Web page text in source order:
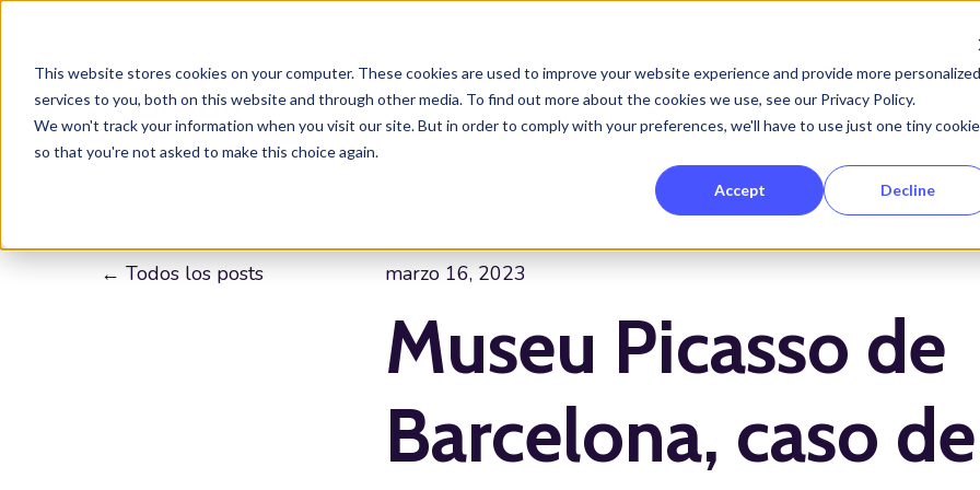
This website stores cookies on your computer. These cookies are used to improve your website experience and provide more personalized
services to you, both on this website and through other media. To find out more about the cookies we use, see our Privacy Policy.
We won't track your information when you visit our site. But in order to comply with your preferences, we'll have to use just one tiny cookie
so that you're not asked to make this choice again.
Accept Decline
ServiciosShow submenu for Servicios
Proyectos Clientes
Todos los posts marzo 16, 2023
Museu Picasso de
Barcelona, caso